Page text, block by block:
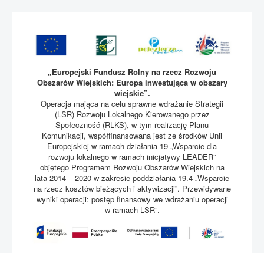
„Europejski Fundusz Rolny na rzecz Rozwoju
Obszarów Wiejskich: Europa inwestująca w obszary
wiejskie”.
Operacja mająca na celu sprawne wdrażanie Strategii
(LSR) Rozwoju Lokalnego Kierowanego przez
Społeczność (RLKS), w tym realizację Planu
Komunikacji, współfinansowana jest ze środków Unii
Europejskiej w ramach działania 19 „Wsparcie dla
rozwoju lokalnego w ramach inicjatywy LEADER”
objętego Programem Rozwoju Obszarów Wiejskich na
lata 2014 – 2020 w zakresie poddziałania 19.4 „Wsparcie
na rzecz kosztów bieżących i aktywizacji”. Przewidywane
wyniki operacji: postęp finansowy we wdrażaniu operacji
w ramach LSR”.